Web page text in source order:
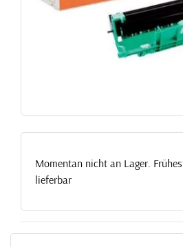
Momentan nicht an Lager.
lieferbar